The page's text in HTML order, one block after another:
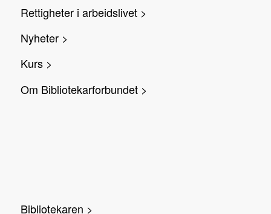
Rettigheter i arbeidslivet >
Nyheter >
Kurs >
Om Bibliotekarforbundet >
Bibliotekaren >